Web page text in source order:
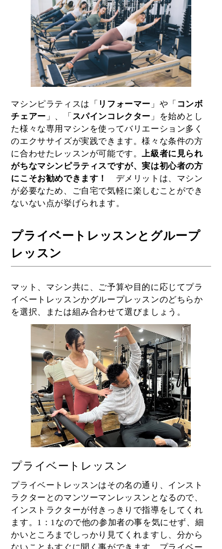
マシンピラティスは「 リフォーマー 」や「 コンボ
チェアー 」、「 スパインコレクター 」を始めとし
た様々な専用マシンを使ってバリエーション多く
のエクササイズが実践できます。様々な条件の方
に合わせたレッスンが可能です。上級者に見られ
がちなマシンピラティスですが、実は初心者の方
にこそお勧めできます！
デメリットは、マシン
が必要なため、ご自宅で気軽に楽しむことができ
ないない点が挙げられます。
プライベートレッスンとグループ
レッスン
マット、マシン共に、ご予算や目的に応じてプラ
イベートレッスンかグループレッスンのどちらか
を選択、または組み合わせて選びましょう。
プライベートレッスン
プライベートレッスンはその名の通り、インスト
ラクターとのマンツーマンレッスンとなるので、
インストラクターが付きっきりで指導をしてくれ
ます。1：1なので他の参加者の事を気にせず、細
かいところまでしっかり見てくれますし、分から